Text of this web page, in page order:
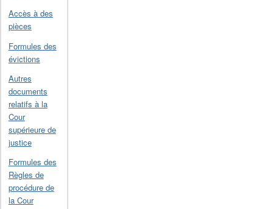
Accès à des
pièces
Formules des
évictions
Autres
documents
relatifs à la
Cour
supérieure de
justice
Formules des
Règles de
procédure de
la Cour